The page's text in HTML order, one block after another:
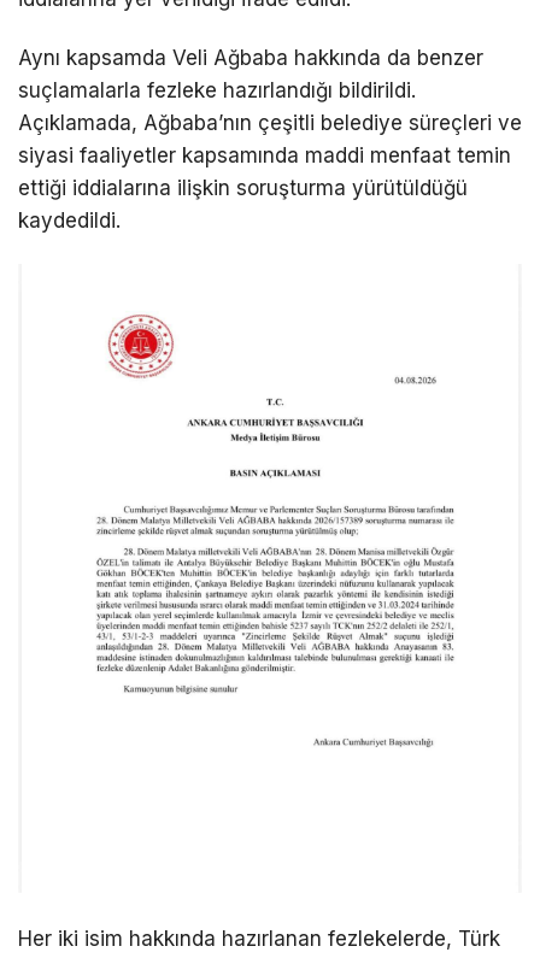
Aynı kapsamda Veli Ağbaba hakkında da benzer
suçlamalarla fezleke hazırlandığı bildirildi.
Açıklamada, Ağbaba’nın çeşitli belediye süreçleri ve
siyasi faaliyetler kapsamında maddi menfaat temin
ettiği iddialarına ilişkin soruşturma yürütüldüğü
kaydedildi.
Her iki isim hakkında hazırlanan fezlekelerde, Türk